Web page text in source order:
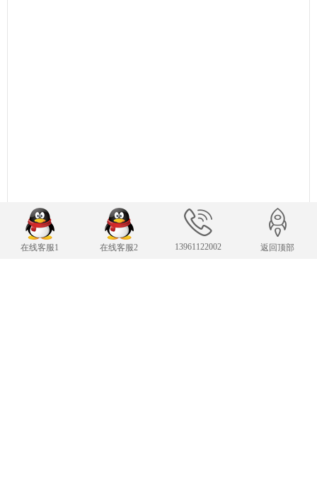
在线客服1 在线客服2 13961122002 返回顶部